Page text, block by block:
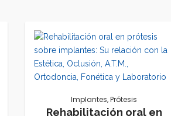
Implantes,Prótesis
Rehabilitación oral en